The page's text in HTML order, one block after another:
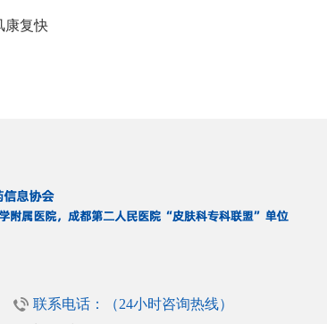
康复快
联系电话：（24小时咨询热线）